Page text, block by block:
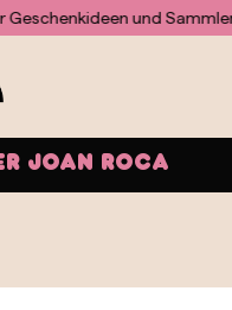
Vorlage gefunden
und Sammlerstücke
Joan Roca